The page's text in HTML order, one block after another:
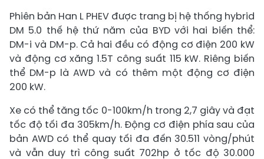
Phiên bản Han L PHEV được trang bị hệ thống hybrid
DM 5.0 thế hệ thứ năm của BYD với hai biến thể:
DM-i và DM-p. Cả hai đều có động cơ điện 200 kW
và động cơ xăng 1.5T công suất 115 kW. Riêng biến
thể DM-p là AWD và có thêm một động cơ điện
200 kW.
Xe có thể tăng tốc 0-100km/h trong 2,7 giây và đạt
tốc độ tối đa 305km/h. Động cơ điện phía sau của
bản AWD có thể quay tối đa đến 30.511 vòng/phút
và vẫn duy trì công suất 702hp ở tốc độ 30.000